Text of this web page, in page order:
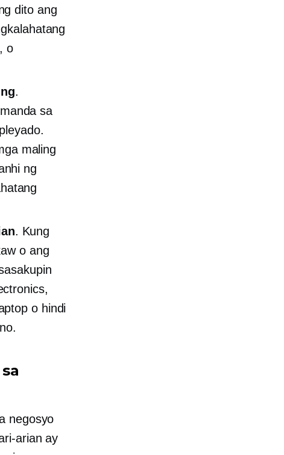
dito ang
o
.
sa
maling
ng
. Kung
o ang
o hindi
negosyo
arian ay